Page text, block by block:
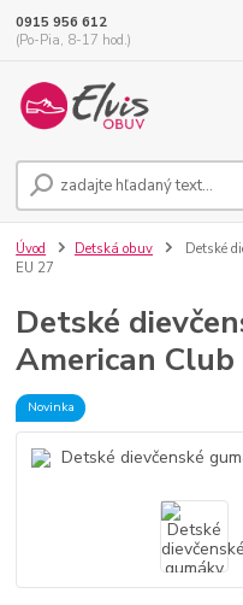
0915 956 612
(Po-Pia, 8-17 hod.)
Úvod Detská obuv
Detské
EU 27
Detské
American
Novinka